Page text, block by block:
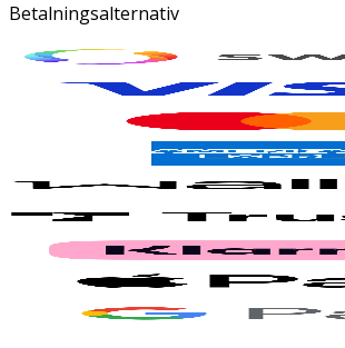
Betalningsalternativ